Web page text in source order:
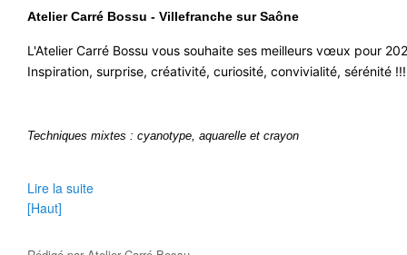
Atelier Carré Bossu - Villefranche sur Saône
L'Atelier Carré Bossu vous souhaite ses meilleurs vœux pour
Inspiration, surprise, créativité, curiosité, convivialité, sérénité !!!
Techniques mixtes : cyanotype, aquarelle et crayon
Lire la suite
[Haut]